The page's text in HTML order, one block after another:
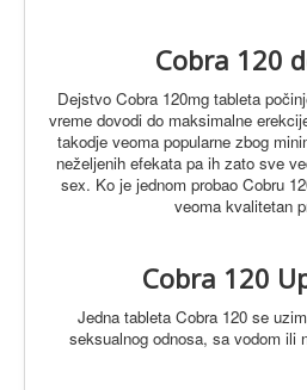
Cobra 120
Dejstvo Cobra 120mg tableta
vreme dovodi do maksimalne
takodje veoma popularne zbog
neželjenih efekata pa ih zato sve
sex. Ko je jednom probao Cobru
veoma kvalitetan
Cobra 120
Jedna tableta Cobra 120 se
seksualnog odnosa, sa vodom ili